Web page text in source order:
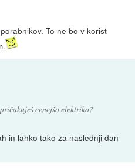
To ne bo v korist
cenejšo elektriko?
in lahko tako za naslednji dan